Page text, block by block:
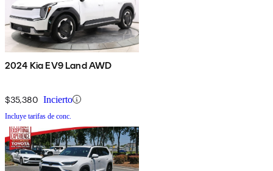
2024 Kia EV9 Land AWD
$35,380 Incierto
Incluye tarifas de conc.